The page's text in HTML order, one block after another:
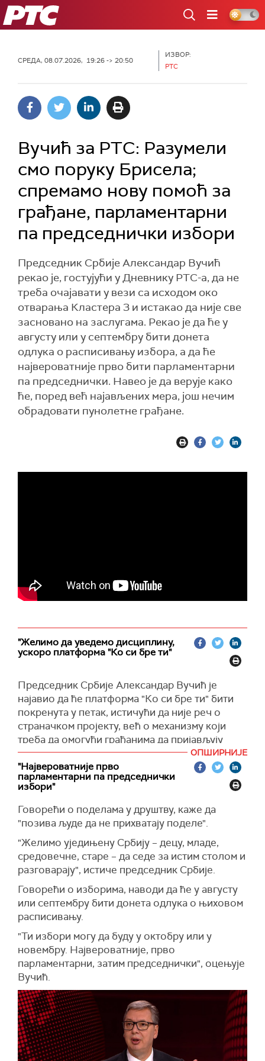
РТС
СРЕДА, 08.07.2026, 19:26 -> 20:50
ИЗВОР:
РТС
Вучић за РТС: Разумели
смо поруку Брисела;
спремамо нову помоћ за
грађане, парламентарни
па председнички избори
Председник Србије Александар Вучић
рекао је, гостујући у Дневнику РТС-а, да не
треба очајавати у вези са исходом око
отварања Кластера 3 и истакао да није све
засновано на заслугама. Рекао је да ће у
августу или у септембру бити донета
одлука о расписивању избора, а да ће
највероватније прво бити парламентарни
па председнички. Навео је да верује како
ће, поред већ најављених мера, још нечим
обрадовати пунолетне грађане.
"Желимо да уведемо дисциплину,
ускоро платформа "Ко си бре ти"
Председник Србије Александар Вучић је
најавио да ће платформа "Ко си бре ти" бити
покренута у петак, истичући да није реч о
страначком пројекту, већ о механизму који
треба да омогући грађанима да пријављују
неправилности и злоупотребе.
Навео је да су се већ појавиле лажне верзије
платформе, које су, како је рекао, направљене
"Ово није нешто што има везе са политичким
партијама, већ са целом државом", истакао је
Вучић.
Објаснио је да је циљ платформе да грађанима
омогући да безбедно и потпуно анонимно
поднесу пријаве о уоченим неправилностима
и злоупотребама, пре свега када је реч о
јавним функционерима и запосленима у јавном
сектору.
Као пример навео је случај у Бачкој Паланци,
за који је оценио да надлежни нису реаговали
на време.
"Питам покрајинско министарство и
секретаријат за здравство зашто нису
реаговали до сада. Десет пута је требало да
реагују и да објасне тај случај грађанима,
односно ко је одговоран за то", рекао је
ОПШИРНИЈЕ
"Највероватније прво
парламентарни па председнички
избори"
Говорећи о поделама у друштву, каже да
"позива људе да не прихватају поделе".
"Желимо уједињену Србију – децу, младе,
средовечне, старе – да седе за истим столом и
разговарају", истиче председник Србије.
Говорећи о изборима, наводи да ће у августу
или септембру бити донета одлука о њиховом
расписивању.
"Ти избори могу да буду у октобру или у
новембру. Највероватније, прво
парламентарни, затим председнички", оцењује
Вучић.